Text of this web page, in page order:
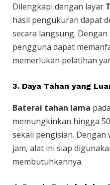
Dilengkapi dengan layar
hasil pengukuran dapat
secara langsung.
pengguna dapat
memerlukan pelatihan
3. Daya Tahan yang
Baterai tahan lama
memungkinkan hingga
sekali pengisian.
jam, alat ini siap
membutuhkannya.